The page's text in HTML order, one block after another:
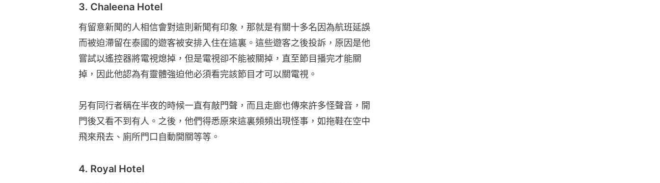
3. Chaleena Hotel
有留意新聞的人相信會對這則新聞有印象，那就是有關十多名因為航班延誤
而被迫滯留在泰國的遊客被安排入住在這裏。這些遊客之後投訴，原因是他
嘗試以遙控器將電視熄掉，但是電視卻不能被關掉，直至節目播完才能關
掉，因此他認為有靈體強迫他必須看完該節目才可以關電視。
另有同行者稱在半夜的時候一直有敲門聲，而且走廊也傳來許多怪聲音，開
門後又看不到有人。之後，他們得悉原來這裏頻頻出現怪事，如拖鞋在空中
飛來飛去、廁所門口自動開關等等。
4. Royal Hotel